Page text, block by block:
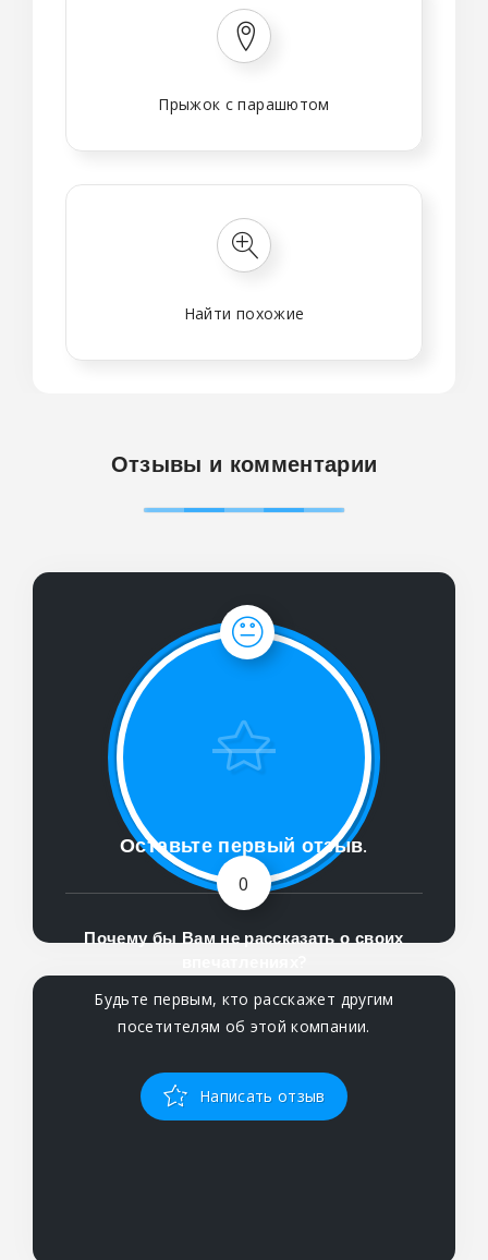
Прыжок с парашютом
Найти похожие
Отзывы и комментарии
0
Оставьте первый отзыв.
Почему бы Вам не рассказать о своих
Будьте первым, кто расскажет другим
посетителям об этой компании.
Написать отзыв